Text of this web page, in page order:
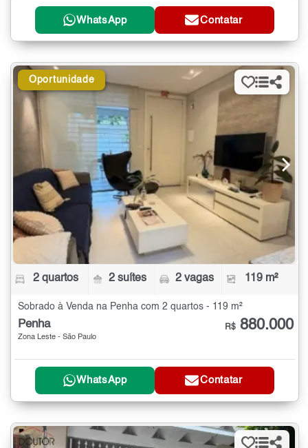
WhatsApp Contatar
Oportunidade
2 quartos 2 suítes 2 vagas 119 m²
Sobrado à Venda na Penha com 2 quartos - 119 m²
Penha
Zona Leste - São Paulo
R$ 880.000
WhatsApp Contatar